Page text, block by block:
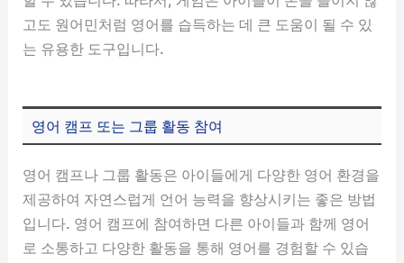
고도 원어민처럼 영어를 습득하는 데 큰 도움이 될 수 있
는 유용한 도구입니다.
영어 캠프 또는 그룹 활동 참여
영어 캠프나 그룹 활동은 아이들에게 다양한 영어 환경을
제공하여 자연스럽게 언어 능력을 향상시키는 좋은 방법
입니다. 영어 캠프에 참여하면 다른 아이들과 함께 영어
로 소통하고 다양한 활동을 통해 영어를 경험할 수 있습